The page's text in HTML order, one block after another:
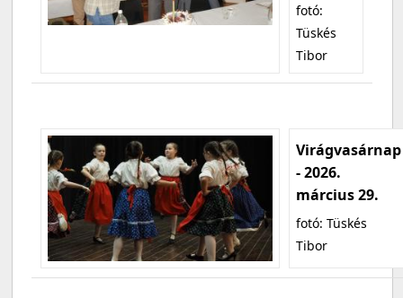
fotó:
Tüskés
Tibor
Virágvasárnap
- 2026.
március 29.
fotó: Tüskés
Tibor